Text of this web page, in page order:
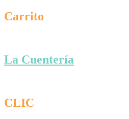
Carrito
La Cuentería
CLIC